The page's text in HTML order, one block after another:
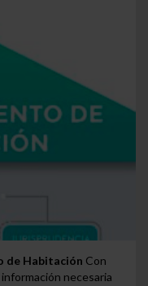
de Habitación Con
necesaria